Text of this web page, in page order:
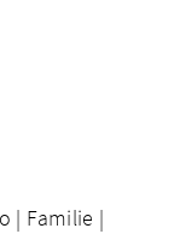
| Familie |